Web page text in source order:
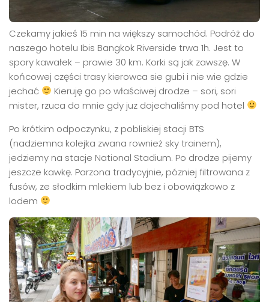
Czekamy jakieś 15 min na większy samochód. Podróż do
naszego hotelu Ibis Bangkok Riverside trwa 1h. Jest to
spory kawałek – prawie 30 km. Korki są jak zawszę. W
końcowej części trasy kierowca sie gubi i nie wie gdzie
jechać
Kieruję go po właściwej drodze – sori, sori
mister, rzuca do mnie gdy juz dojechaliśmy pod hotel
Po krótkim odpoczynku, z pobliskiej stacji BTS
(nadziemna kolejka zwana rownież sky trainem),
jedziemy na stacje National Stadium. Po drodze pijemy
jeszcze kawkę. Parzona tradycyjnie, pózniej filtrowana z
fusów, ze słodkim mlekiem lub bez i obowiązkowo z
lodem